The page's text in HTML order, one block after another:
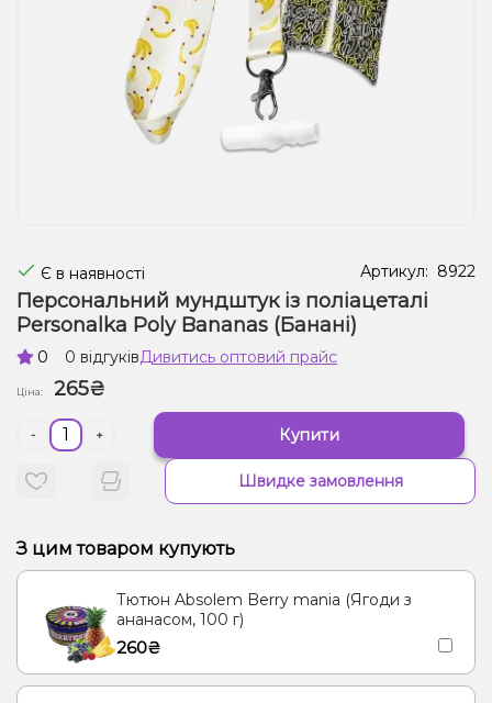
Рідини для електронних сигарет
Подарункові набори
Є в наявності Артикул: 8922
Персональний мундштук із поліацеталі
Personalka Poly Bananas (Банані)
0 0 відгуківДивитись оптовий прайс
Ціна: 265₴
- + Купити
Швидке замовлення
З цим товаром купують
Тютюн Absolem Berry mania (Ягоди з
ананасом, 100 г)
260₴